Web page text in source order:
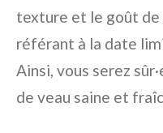
texture et le goût de
référant à la date
Ainsi, vous serez
de veau saine et